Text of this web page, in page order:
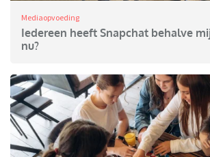
Mediaopvoeding
Iedereen heeft Snapchat behalve
nu?